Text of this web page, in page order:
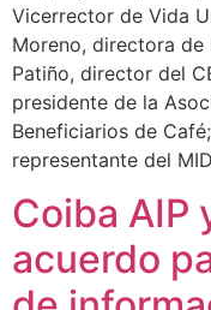
Vicerrector de Vida
Moreno, directora de
Patiño, director del
presidente de la
Beneficiarios de
representante del
Coiba AIP
acuerdo